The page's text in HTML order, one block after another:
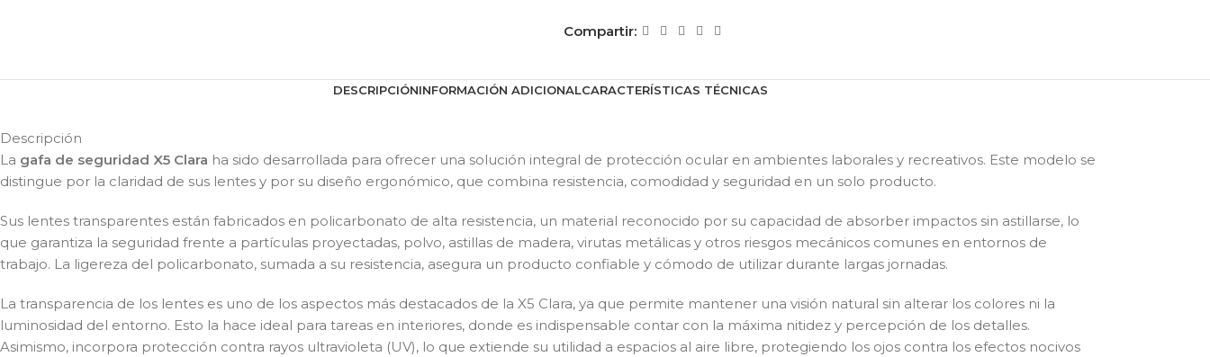
Compartir:
DESCRIPCIÓNINFORMACIÓN ADICIONALCARACTERÍSTICAS TÉCNICAS
Descripción
La gafa de seguridad X5 Clara ha sido desarrollada para ofrecer una solución integral de protección ocular en ambientes laborales y recreativos. Este modelo se
distingue por la claridad de sus lentes y por su diseño ergonómico, que combina resistencia, comodidad y seguridad en un solo producto.
Sus lentes transparentes están fabricados en policarbonato de alta resistencia, un material reconocido por su capacidad de absorber impactos sin astillarse, lo
que garantiza la seguridad frente a partículas proyectadas, polvo, astillas de madera, virutas metálicas y otros riesgos mecánicos comunes en entornos de
trabajo. La ligereza del policarbonato, sumada a su resistencia, asegura un producto confiable y cómodo de utilizar durante largas jornadas.
La transparencia de los lentes es uno de los aspectos más destacados de la X5 Clara, ya que permite mantener una visión natural sin alterar los colores ni la
luminosidad del entorno. Esto la hace ideal para tareas en interiores, donde es indispensable contar con la máxima nitidez y percepción de los detalles.
Asimismo, incorpora protección contra rayos ultravioleta (UV), lo que extiende su utilidad a espacios al aire libre, protegiendo los ojos contra los efectos nocivos